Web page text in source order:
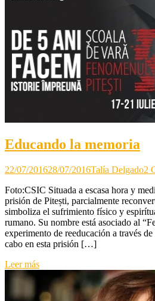
Educando la memoria
22/07/201628/07/2016Talía Delgado2
Foto:CSIC Situada a escasa hora y
prisión de Pitești, parcialmente
simboliza el sufrimiento físico y
rumano. Su nombre está asociado al
experimento de reeducación a través
cabo en esta prisión […]
Leer más